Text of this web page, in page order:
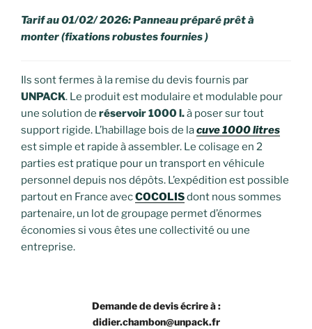
Tarif au 01/02/ 2026: Panneau préparé prêt à
monter (fixations robustes fournies )
Ils sont fermes à la remise du devis fournis par
UNPACK. Le produit est modulaire et modulable pour
une solution de réservoir 1000 l.à poser sur tout
support rigide. L’habillage bois de lacuve 1000 litres
est simple et rapide à assembler. Le colisage en 2
parties est pratique pour un transport en véhicule
personnel depuis nos dépôts. L’expédition est possible
partout en France avecCOCOLISdont nous sommes
partenaire, un lot de groupage permet d’énormes
économies si vous êtes une collectivité ou une
entreprise.
Demande de devis écrire à :
didier.chambon@unpack.fr